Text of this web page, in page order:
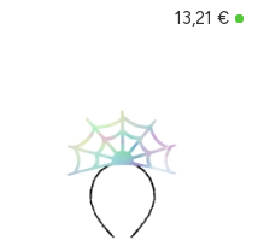
13,21 €